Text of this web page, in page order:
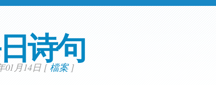
诗句
01月14日 [檔案]